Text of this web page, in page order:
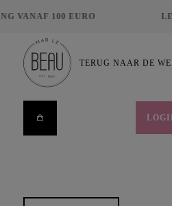
VANAF 100 EURO
TERUG NAAR DE
ZOEKEN
FILTERS
PRIJS